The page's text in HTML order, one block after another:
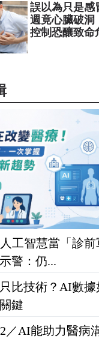
誤以為只是感
週竟心臟破
控制恐釀致命
工智慧當「診前
警：仍...
比技術？AI數據
鍵
／AI能助力醫病